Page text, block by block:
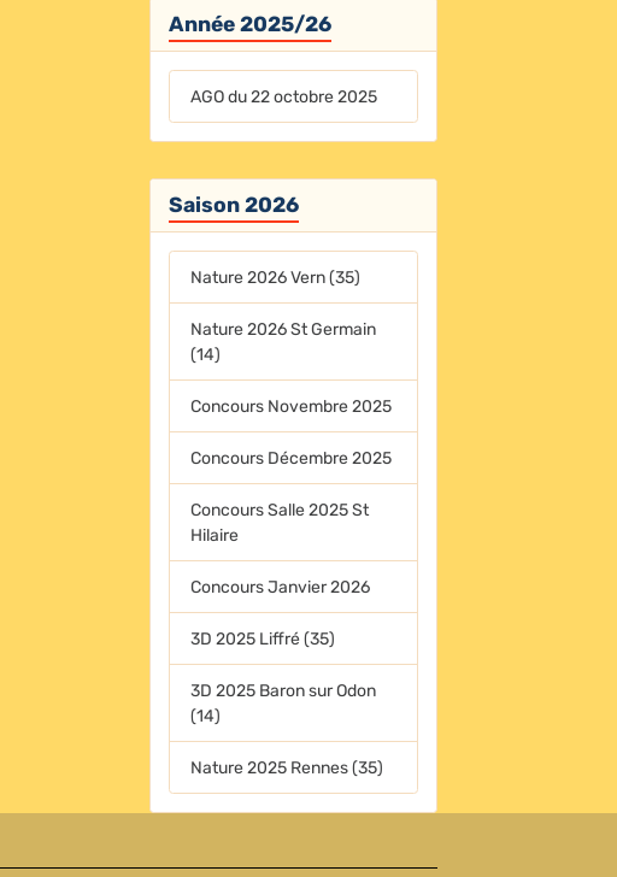
Année 2025/26
AGO du 22 octobre 2025
Saison 2026
Nature 2026 Vern (35)
Nature 2026 St Germain
(14)
Concours Novembre 2025
Concours Décembre 2025
Concours Salle 2025 St
Hilaire
Concours Janvier 2026
3D 2025 Liffré (35)
3D 2025 Baron sur Odon
(14)
Nature 2025 Rennes (35)